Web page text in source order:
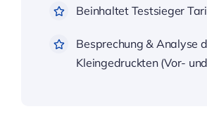
Beinhaltet Testsieger
Besprechung & Analyse
Kleingedruckten (Vor-